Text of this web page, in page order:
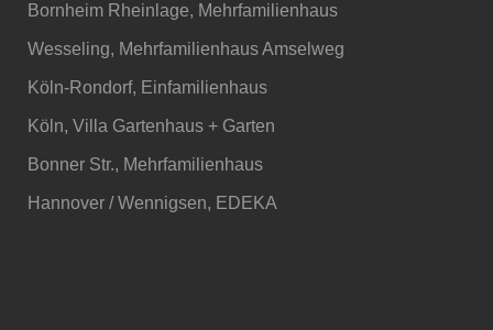
Bornheim Rheinlage, Mehrfamilienhaus
Wesseling, Mehrfamilienhaus Amselweg
Köln-Rondorf, Einfamilienhaus
Köln, Villa Gartenhaus + Garten
Bonner Str., Mehrfamilienhaus
Hannover / Wennigsen, EDEKA